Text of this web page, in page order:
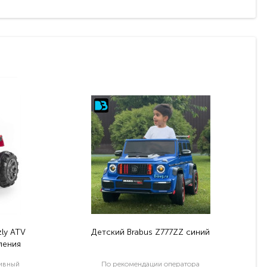
ATV
Детский Brabus Z777ZZ синий
По рекомендации оператора